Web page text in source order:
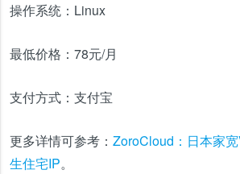
操作系统： Linux
最低价格： 78元/月
支付方式： 支付宝
更多详情可参考： ZoroCloud：日本家
生住宅IP。